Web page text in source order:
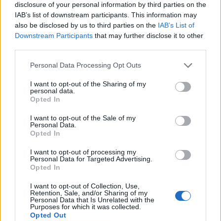
disclosure of your personal information by third parties on the
IAB’s list of downstream participants. This information may
also be disclosed by us to third parties on the IAB’s List of
Downstream Participants that may further disclose it to other
Personal Data Processing Opt Outs
I want to opt-out of the Sharing of my
personal data.
Opted In
I want to opt-out of the Sale of my
Personal Data.
Opted In
I want to opt-out of processing my
Personal Data for Targeted Advertising.
Opted In
I want to opt-out of Collection, Use,
Retention, Sale, and/or Sharing of my
Personal Data that Is Unrelated with the
Purposes for which it was collected.
Opted Out
jon ki.
Szerintem ez optimista becsles 2023-ra.
2 3 Válasz erre
berlini
2022. 10. 04. 14:18
Az infláció egy csalóka dolog.
Vannak olyan tényezői, amelyek egy kiugróan magas inflációt nem
inflációs várakozások és az azok alapján meghozott intézkedések
mint bérfeljlesztések, termékek áremelése.)
két tényező váltja ki.
Az egyik az energiahordozók másfél éven keresztül tartó
hordozók drágulása miatt is megugró élelmiszeráremelkedés.
Én tartós hábroúval számolok, de az energiahordozóknál már
most migindultak a 6 éven keresztül elmaradt beruházások. A